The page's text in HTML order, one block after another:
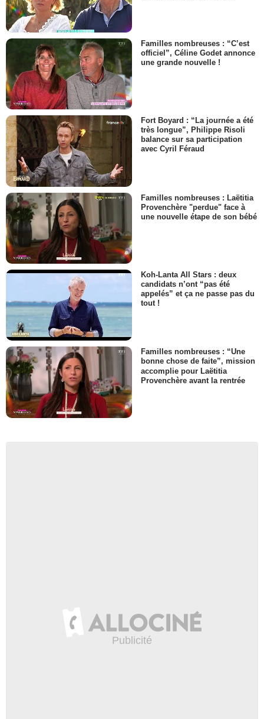
Familles nombreuses : “C’est
officiel”, Céline Godet annonce
une grande nouvelle !
Fort Boyard : “La journée a été
très longue”, Philippe Risoli
balance sur sa participation
avec Cyril Féraud
Familles nombreuses : Laëtitia
Provenchère "perdue" face à
une nouvelle étape de son bébé
Koh-Lanta All Stars : deux
candidats n’ont “pas été
appelés” et ça ne passe pas du
tout !
Familles nombreuses : “Une
bonne chose de faite”, mission
accomplie pour Laëtitia
Provenchère avant la rentrée